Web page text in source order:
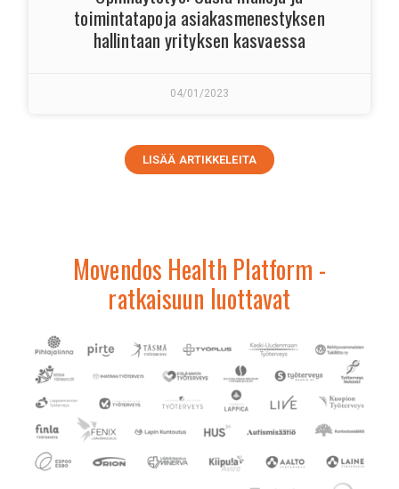
toimintatapoja asiakasmenestyksen
hallintaan yrityksen kasvaessa
04/01/2023
LISÄÄ ARTIKKELEITA
Movendos Health Platform -
ratkaisuun luottavat